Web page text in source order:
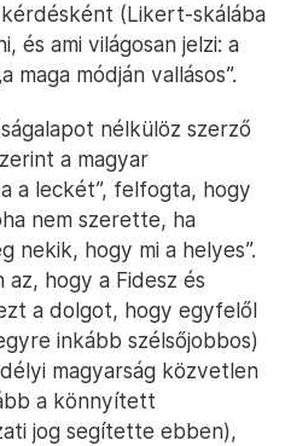
(Likert-skálába
és ami világosan jelzi: a
maga módján vallásos”.
nélkülöz szerző
a magyar
a leckét”, felfogta, hogy
nem szerette, ha
nekik, hogy mi a helyes”.
hogy a Fidesz és
a dolgot, hogy egyfelől
inkább szélsőjobbos)
magyarság közvetlen
a könnyített
jog segítette ebben),